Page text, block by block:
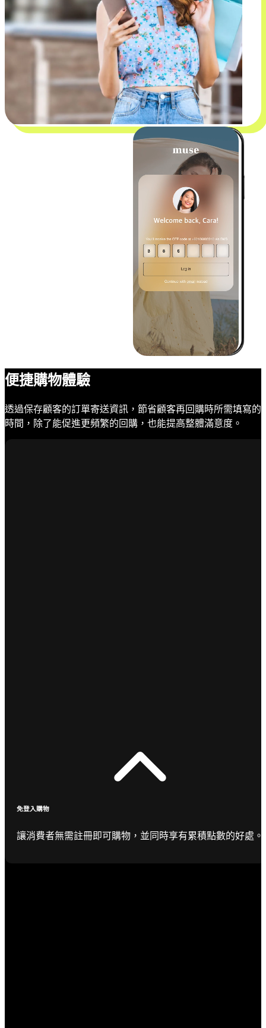
便捷購物體驗
透過保存顧客的訂單寄送資訊，節省顧客再回購時所需填寫的
時間，除了能促進更頻繁的回購，也能提高整體滿意度。
免登入購物
讓消費者無需註冊即可購物，並同時享有累積點數的好處。